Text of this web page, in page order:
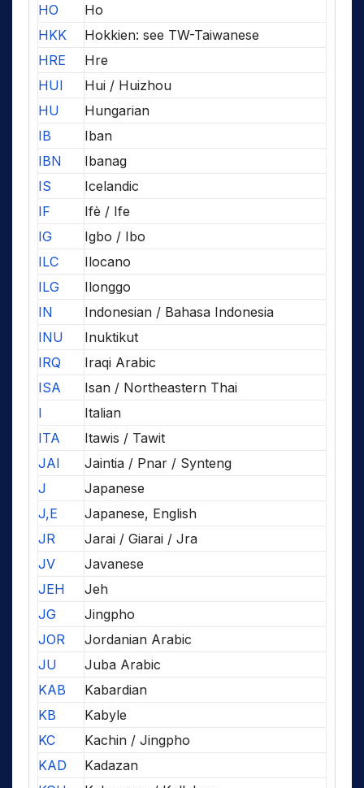
HO
Ho
HKK
Hokkien: see TW-Taiwanese
HRE
Hre
HUI
Hui / Huizhou
HU
Hungarian
IB
Iban
IBN
Ibanag
IS
Icelandic
IF
Ifè / Ife
IG
Igbo / Ibo
ILC
Ilocano
ILG
Ilonggo
IN
Indonesian / Bahasa Indonesia
INU
Inuktikut
IRQ
Iraqi Arabic
ISA
Isan / Northeastern Thai
I
Italian
ITA
Itawis / Tawit
JAI
Jaintia / Pnar / Synteng
J
Japanese
J,E
Japanese, English
JR
Jarai / Giarai / Jra
JV
Javanese
JEH
Jeh
JG
Jingpho
JOR
Jordanian Arabic
JU
Juba Arabic
KAB
Kabardian
KB
Kabyle
KC
Kachin / Jingpho
KAD
Kadazan